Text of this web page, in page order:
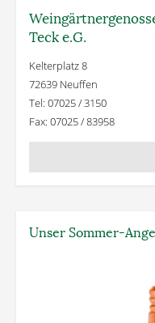
Teck e.G.
Kelterplatz 8
72639 Neuffen
Tel: 07025 / 3150
Fax: 07025 / 83958
Unser Sommer-